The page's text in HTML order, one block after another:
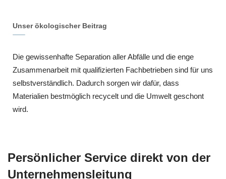
Unser ökologischer Beitrag
Die gewissenhafte Separation aller Abfälle und die enge
Zusammenarbeit mit qualifizierten Fachbetrieben sind für uns
selbstverständlich. Dadurch sorgen wir dafür, dass
Materialien bestmöglich recycelt und die Umwelt geschont
wird.
Persönlicher Service direkt von der
Unternehmensleitung